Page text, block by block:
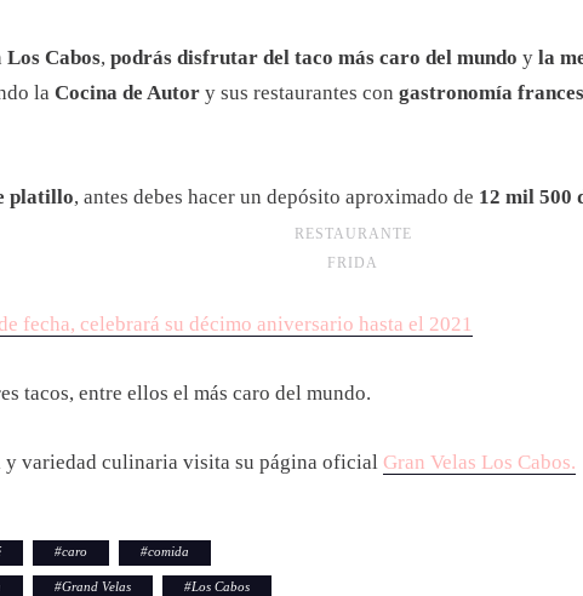
Los Cabos, podrás disfrutar del taco más caro del mundo y la
la Cocina de Autor y sus restaurantes con gastronomía
platillo, antes debes hacer un depósito aproximado de 12 mil 500
RESTAURANTE
FRIDA
fecha, celebrará su décimo aniversario hasta el 2021
tacos, entre ellos el más caro del mundo.
y variedad culinaria visita su página oficial Gran Velas Los Cabos.
#caro #comida
#Grand Velas #Los Cabos